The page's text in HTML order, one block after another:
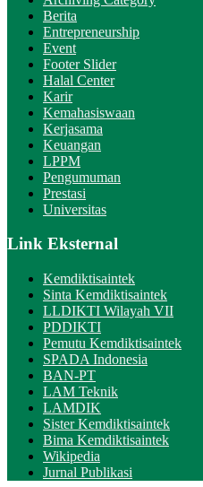
Berita
Entrepreneurship
Event
Footer Slider
Halal Center
Karir
Kemahasiswaan
Kerjasama
Keuangan
LPPM
Pengumuman
Prestasi
Universitas
Link Eksternal
Kemdiktisaintek
Sinta Kemdiktisaintek
LLDIKTI Wilayah VII
PDDIKTI
Pemutu Kemdiktisaintek
SPADA Indonesia
BAN-PT
LAM Teknik
LAMDIK
Sister Kemdiktisaintek
Bima Kemdiktisaintek
Wikipedia
Jurnal Publikasi